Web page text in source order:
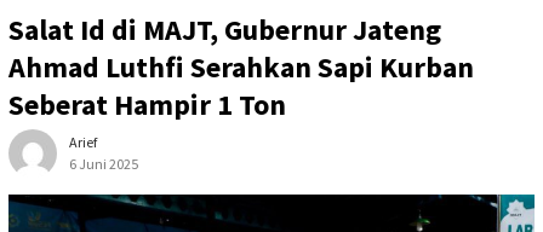
Salat Id di MAJT, Gubernur Jateng
Ahmad Luthfi Serahkan Sapi Kurban
Seberat Hampir 1 Ton
Arief
6 Juni 2025